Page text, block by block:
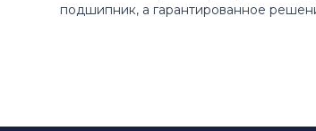
подшипник, а гарантированное